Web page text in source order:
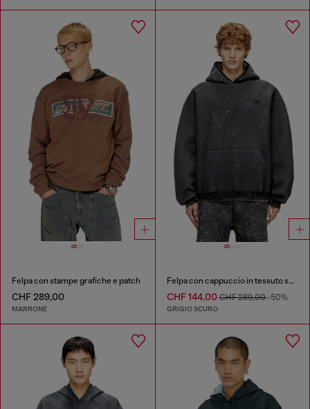
Felpa con stampe grafiche e patch
CHF 289,00
MARRONE
Felpa con cappuccio in tessuto scuba rilassato con lavaggio effetto marmo
CHF 144,00CHF 289,00-50%
GRIGIO SCURO